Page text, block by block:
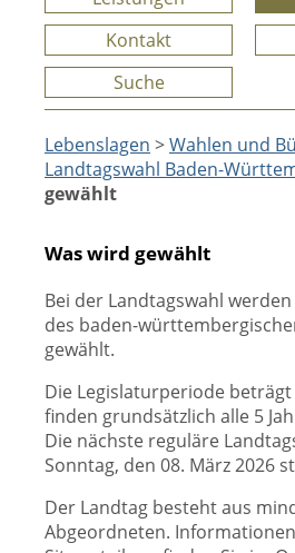
Kontakt
Suche
Lebenslagen >Wahlen und
Landtagswahl Baden-
gewählt
Was wird gewählt
Bei der Landtagswahl
des baden-
gewählt.
Die Legislaturperiode beträgt
finden grundsätzlich alle 5
Die nächste reguläre
Sonntag, den 08. März 2026
Der Landtag besteht aus
Abgeordneten.